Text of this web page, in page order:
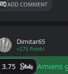
ADD COMMENT
Dimitar65
+275 Points
3.75 Amiens